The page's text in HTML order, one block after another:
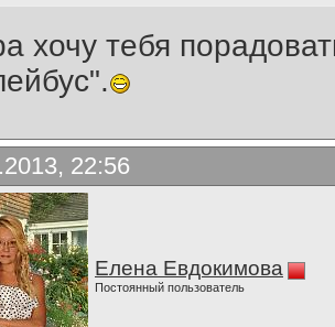
хочу тебя
22:56
Елена Евдокимова
Постоянный пользователь